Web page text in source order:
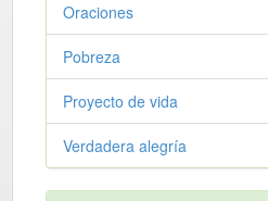
Oraciones
Pobreza
Proyecto de vida
Verdadera alegría